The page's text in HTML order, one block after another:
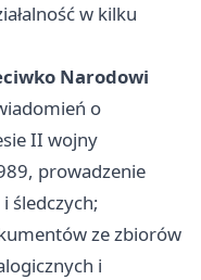
w kilku
Narodowi
o
II wojny
prowadzenie
śledczych;
ze zbiorów
i